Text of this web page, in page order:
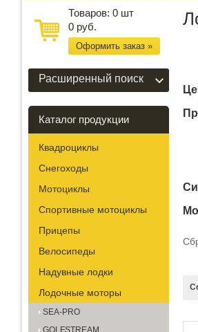
Товаров: 0 шт
0 руб.
Оформить заказ »
Расширенный поиск
Каталог продукции
Квадроциклы
Снегоходы
Мотоциклы
Спортивные мотоциклы
Прицепы
Велосипеды
Надувные лодки
Лодочные моторы
SEA-PRO
GOLFSTREAM